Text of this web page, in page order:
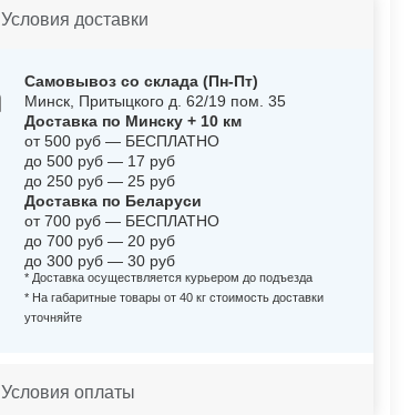
Условия доставки
Самовывоз со склада (Пн-Пт)
Минск, Притыцкого д. 62/19 пом. 35
Доставка по Минску + 10 км
от 500 руб — БЕСПЛАТНО
до 500 руб — 17 руб
до 250 руб — 25 руб
Доставка по Беларуси
от 700 руб — БЕСПЛАТНО
до 700 руб — 20 руб
до 300 руб — 30 руб
* Доставка осуществляется курьером до подъезда
* На габаритные товары от 40 кг стоимость доставки
уточняйте
Условия оплаты